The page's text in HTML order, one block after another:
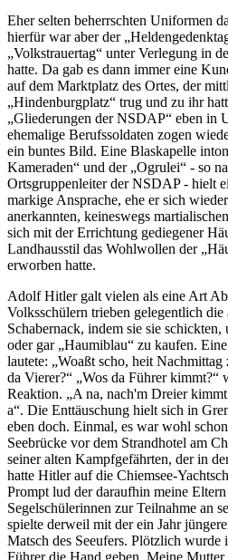
Eher selten beherrschten Uniformen
hierfür war aber der
Volkstrauertag
unter Verlegung in
hatte. Da gab es dann immer eine
auf dem Marktplatz des Ortes, der
Hindenburgplatz
trug und zu ihr
Gliederungen der NSDAP
eben in
ehemalige Berufssoldaten zogen
ein buntes Bild. Eine Blaskapelle
Kameraden
und der Ogrulei
- so
Ortsgruppenleiter der NSDAP - hielt
markige Ansprache, ehe er sich
anerkannten, keineswegs
sich mit der Errichtung gediegener
Landhausstil das Wohlwollen der
erworben hatte.
Adolf Hitler galt vielen als eine Art
Volksschülern trieben gelegentlich
Schabernack, indem sie sie schickten,
oder gar Haumiblau
zu kaufen.
lautete:
Woaßt scho, heit
da Vierer?
Wos da Führer kimmt?
Reaktion.
A na, nach'm Dreier
a . Die Enttäuschung hielt sich in
eben doch. Einmal, es war wohl
Seebrücke vor dem Strandhotel am
seiner alten Kampfgefährten, der in
hatte Hitler auf die Chiemsee-
Prompt lud der daraufhin meine
Segelschülerinnen zur Teilnahme an
spielte derweil mit der ein Jahr
Matsch des Seeufers. Plötzlich wurde
Führer die Hand geben. Meine